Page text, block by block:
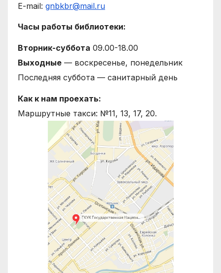
E-mail: gnbkbr@mail.ru
Часы работы библиотеки:
Вторник-суббота 09.00-18.00
Выходные — воскресенье, понедельник
Последняя суббота — санитарный день
Как к нам проехать:
Маршрутные такси: №11, 13, 17, 20.